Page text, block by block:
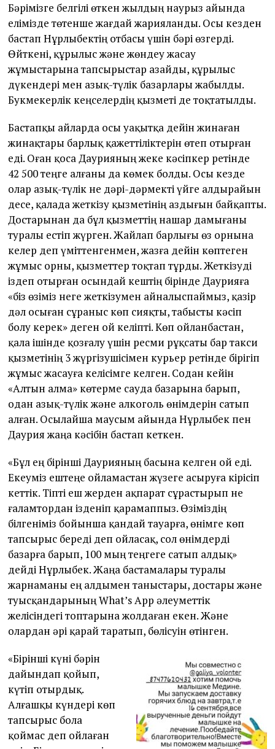
Бәрімізге белгілі өткен жылдың наурыз айында
елімізде төтенше жағдай жарияланды. Осы кезден
бастап Нұрлыбектің отбасы үшін бәрі өзгерді.
Өйткені, құрылыс және жөндеу жасау
жұмыстарына тапсырыстар азайды, құрылыс
дүкендері мен азық-түлік базарлары жабылды.
Букмекерлік кеңселердің қызметі де тоқтатылды.
Бастапқы айларда осы уақытқа дейін жинаған
жинақтары барлық қажеттіліктерін өтеп отырған
еді. Оған қоса Даурияның жеке кәсіпкер ретінде
42 500 теңге алғаны да көмек болды. Осы кезде
олар азық-түлік не дәрі-дәрмекті үйге алдырайын
десе, қалада жеткізу қызметінің аздығын байқапты.
Достарынан да бұл қызметтің нашар дамығаны
туралы естіп жүрген. Жайлап барлығы өз орнына
келер деп үміттенгенмен, жазға дейін көптеген
жұмыс орны, қызметтер тоқтап тұрды. Жеткізуді
іздеп отырған осындай кештің бірінде Даурияға
«біз өзіміз неге жеткізумен айналыспаймыз, қазір
дәл осыған сұраныс көп сияқты, табысты кәсіп
болу керек» деген ой келіпті. Көп ойланбастан,
қала ішінде қозғалу үшін ресми рұқсаты бар такси
қызметінің 3 жүргізушісімен курьер ретінде бірігіп
жұмыс жасауға келісімге келген. Содан кейін
«Алтын алма» көтерме сауда базарына барып,
одан азық-түлік және алкоголь өнімдерін сатып
алған. Осылайша маусым айында Нұрлыбек пен
Даурия жаңа кәсібін бастап кеткен.
«Бұл ең бірінші Даурияның басына келген ой еді.
Екеуміз ештеңе ойламастан жүзеге асыруға кірісіп
кеттік. Тіпті еш жерден ақпарат сұрастырып не
ғаламтордан ізденіп қарамаппыз. Өзіміздің
білгеніміз бойынша қандай тауарға, өнімге көп
тапсырыс береді деп ойласақ, сол өнімдерді
базарға барып, 100 мың теңгеге сатып алдық»
дейді Нұрлыбек. Жаңа бастамалары туралы
жарнаманы ең алдымен таныстары, достары және
туысқандарының What’s App әлеуметтік
желісіндегі топтарына жолдаған екен. Және
олардан әрі қарай таратып, бөлісуін өтінген.
«Бірінші күні бәрін
дайындап қойып,
күтіп отырдық.
Алғашқы күндері көп
тапсырыс бола
қоймас деп ойлаған